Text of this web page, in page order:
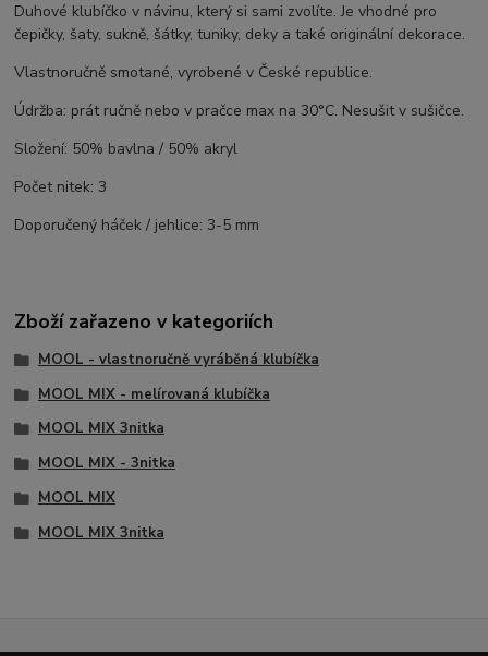
Duhové klubíčko v návinu, který si sami zvolíte. Je vhodné pro
čepičky, šaty, sukně, šátky, tuniky, deky a také originální dekorace.
Vlastnoručně smotané, vyrobené v České republice.
Údržba: prát ručně nebo v pračce max na 30°C. Nesušit v sušičce.
Složení: 50% bavlna / 50% akryl
Počet nitek: 3
Doporučený háček / jehlice: 3-5 mm
Zboží zařazeno v kategoriích
MOOL - vlastnoručně vyráběná klubíčka
MOOL MIX - melírovaná klubíčka
MOOL MIX 3nitka
MOOL MIX - 3nitka
MOOL MIX
MOOL MIX 3nitka